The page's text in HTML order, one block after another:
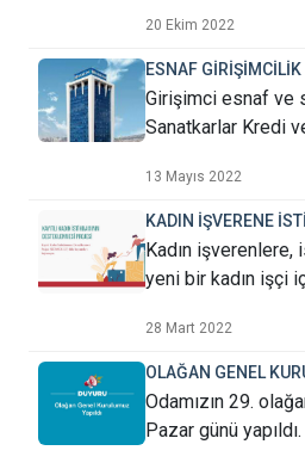
20 Ekim 2022
ESNAF GİRİŞİMCİLİK
Girişimci esnaf ve
Sanatkarlar Kredi
13 Mayıs 2022
KADIN İŞVERENE
Kadın
yeni bir kadın işçi
28 Mart 2022
OLAĞAN GENEL
Odamızın 29.
Pazar günü